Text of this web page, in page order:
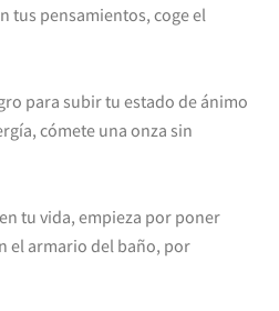
tus pensamientos, coge el
para subir tu estado de ánimo
cómete una onza sin
tu vida, empieza por poner
el armario del baño, por